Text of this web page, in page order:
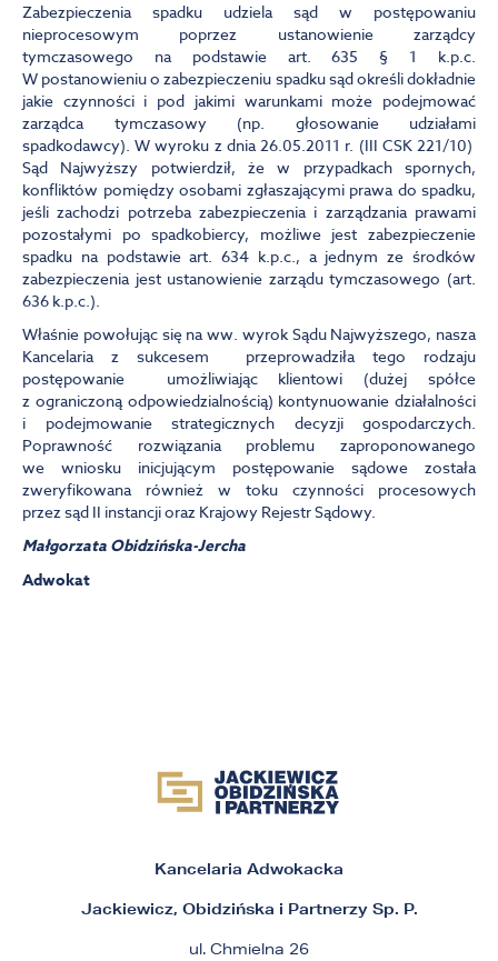
Zabezpieczenia spadku udziela sąd w postępowaniu
nieprocesowym poprzez ustanowienie zarządcy
tymczasowego na podstawie art. 635 § 1 k.p.c.
W postanowieniu o zabezpieczeniu spadku sąd określi dokładnie
jakie czynności i pod jakimi warunkami może podejmować
zarządca tymczasowy (np. głosowanie udziałami
spadkodawcy). W wyroku z dnia 26.05.2011 r. (III CSK 221/10)
Sąd Najwyższy potwierdził, że w przypadkach spornych,
konfliktów pomiędzy osobami zgłaszającymi prawa do spadku,
jeśli zachodzi potrzeba zabezpieczenia i zarządzania prawami
pozostałymi po spadkobiercy, możliwe jest zabezpieczenie
spadku na podstawie art. 634 k.p.c., a jednym ze środków
zabezpieczenia jest ustanowienie zarządu tymczasowego (art.
636 k.p.c.).
Właśnie powołując się na ww. wyrok Sądu Najwyższego, nasza
Kancelaria z sukcesem przeprowadziła tego rodzaju
postępowanie umożliwiając klientowi (dużej spółce
z ograniczoną odpowiedzialnością) kontynuowanie działalności
i podejmowanie strategicznych decyzji gospodarczych.
Poprawność rozwiązania problemu zaproponowanego
we wniosku inicjującym postępowanie sądowe została
zweryfikowana również w toku czynności procesowych
przez sąd II instancji oraz Krajowy Rejestr Sądowy.
Małgorzata Obidzińska-Jercha
Adwokat
Kancelaria Adwokacka
Jackiewicz, Obidzińska i Partnerzy Sp. P.
ul. Chmielna 26